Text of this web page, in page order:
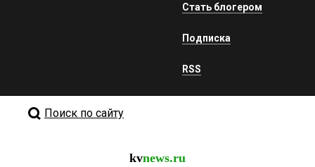
Стать блогером
Подписка
RSS
Поиск по сайту
kvnews.ru